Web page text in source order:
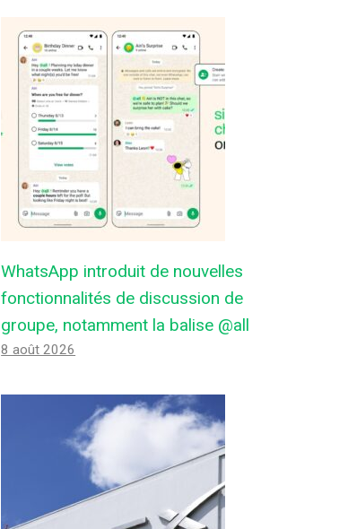
WhatsApp introduit de nouvelles
fonctionnalités de discussion de
groupe, notamment la balise @all
8 août 2026